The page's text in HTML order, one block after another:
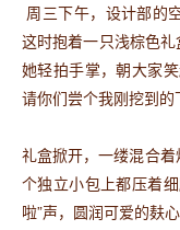
周三下午，设计部的
这时抱着一只浅棕色礼
她轻拍手掌，朝大家
请你们尝个我刚挖到的
礼盒掀开，一缕混合
个独立小包上都压着
啦”声，圆润可爱的麸